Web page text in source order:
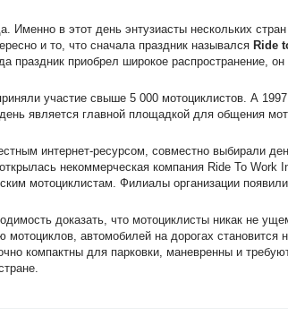
в этот день энтузиасты нескольких
и то, что сначала праздник назывался Ride
праздник приобрел широкое распространение, он
участие свыше 5 000 мотоциклистов. А
является главной площадкой для общения
интернет-ресурсом, совместно выбирали
некоммерческая компания Ride To Work
мотоциклистам. Филиалы организации
доказать, что мотоциклисты никак не
автомобилей на дорогах становится
компактны для парковки, маневренны и